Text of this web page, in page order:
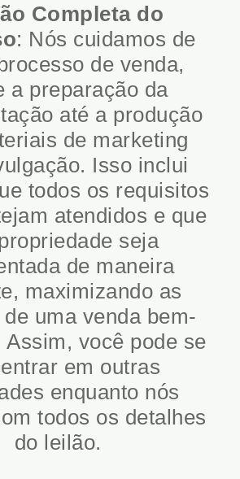
Completa do
: Nós cuidamos de
de venda,
a preparação da
até a produção
de marketing
Isso inclui
todos os requisitos
atendidos e que
seja
de maneira
maximizando as
uma venda bem-
Assim, você pode se
em outras
enquanto nós
todos os detalhes
do leilão.